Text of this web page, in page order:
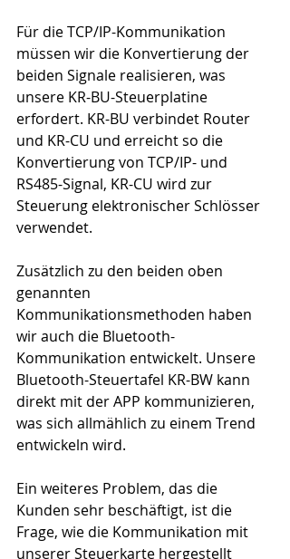
Für die TCP/IP-Kommunikation
müssen wir die Konvertierung der
beiden Signale realisieren, was
unsere KR-BU-Steuerplatine
erfordert. KR-BU verbindet Router
und KR-CU und erreicht so die
Konvertierung von TCP/IP- und
RS485-Signal, KR-CU wird zur
Steuerung elektronischer Schlösser
verwendet.
Zusätzlich zu den beiden oben
genannten
Kommunikationsmethoden haben
wir auch die Bluetooth-
Kommunikation entwickelt. Unsere
Bluetooth-Steuertafel KR-BW kann
direkt mit der APP kommunizieren,
was sich allmählich zu einem Trend
entwickeln wird.
Ein weiteres Problem, das die
Kunden sehr beschäftigt, ist die
Frage, wie die Kommunikation mit
unserer Steuerkarte hergestellt